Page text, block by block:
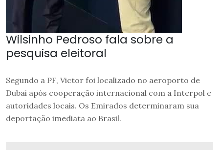
Wilsinho Pedroso fala sobre a
pesquisa eleitoral
Segundo a PF, Victor foi localizado no aeroporto de
Dubai após cooperação internacional com a Interpol e
autoridades locais. Os Emirados determinaram sua
deportação imediata ao Brasil.